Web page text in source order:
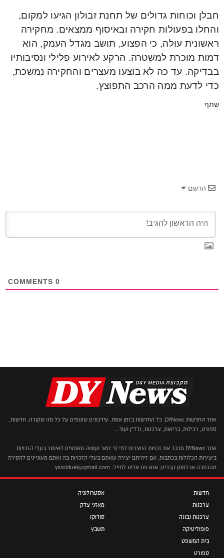
חבלן וכוחות גדולים של תחנת זבולון הגיעו למקום,
והחלו בפעולות חקירה ובאיסוף ממצאים. מחקירה
ראשונית עולה, כי הפצוע, תושב מגדל העמק, הוא
דמות מוכרת למשטרה. הרקע לאירוע פלילי ונסיבותיו
בבדיקה. עד כה לא בוצעו מעצרים והחקירה נמשכת,
כדי לדעת ממה הרכב התפוצץ.
שתף
הרשם
0
אתר החדשות DYNews. כל החדשות בזמן אמת. עידכונים שוטפים על כל מה שקורה. חדשות,
ספורט, רכילות, בריאות, צרכנות, נדל"ן ועוד...
אתר DYNews מכבד את זכויות היוצרים לפי ס' 27א' ועושה מאמצים לאיתור בעלי הזכויות
ביצירות הכלולות בכתבות. אם זיהיתם יצירה שאתם בעלי הזכויות בה ואתם מעוניינים להסירה
מהכתבה או למתן קרדיט, אנא פנו אלינו למייל: yossiduek@gmail.com
חדשות
צרכנות
צרכנות נבונה
פופוליטיקה
בית המשפט
ספורט
אסטרולוגיה
מאזני צדק
סודוקו
תשבץ